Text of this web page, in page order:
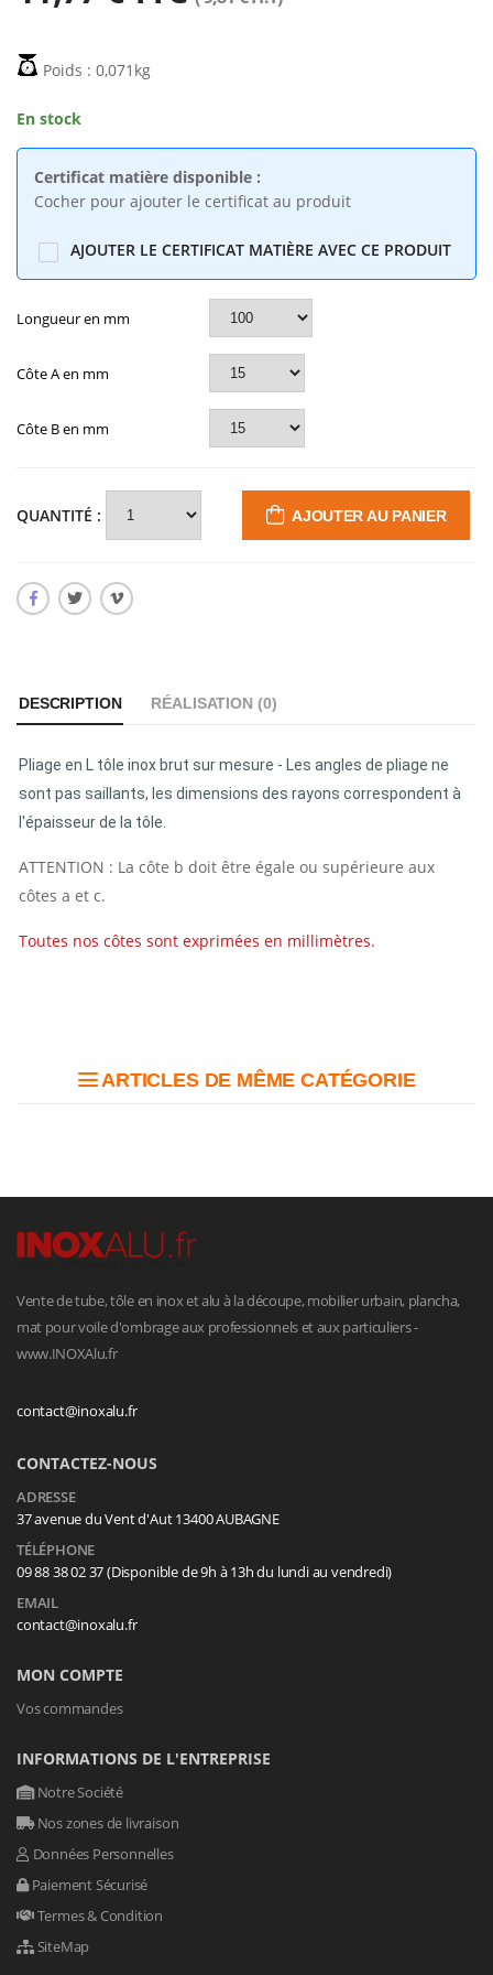
tête Ronde
ep.1.5mm
5,83€
Poids : 0,071kg
En stock
Certificat matière disponible :
Cocher pour ajouter le certificat au produit
AJOUTER LE CERTIFICAT MATIÈRE AVEC CE PRODUIT
QUANTITÉ : AJOUTER AU PANIER
DESCRIPTION RÉALISATION (0)
Pliage en L tôle inox brut sur mesure - Les angles de pliage ne
sont pas saillants, les dimensions des rayons correspondent à
l'épaisseur de la tôle.
ATTENTION : La côte b doit être égale ou supérieure aux
côtes a et c.
Toutes nos côtes sont exprimées en millimètres.
ARTICLES DE MÊME CATÉGORIE
Vente de tube, tôle en inox et alu à la découpe, mobilier urbain, plancha,
mat pour voile d'ombrage aux professionnels et aux particuliers -
www.INOXAlu.fr
contact@inoxalu.fr
CONTACTEZ-NOUS
ADRESSE
37 avenue du Vent d'Aut 13400 AUBAGNE
TÉLÉPHONE
09 88 38 02 37 (Disponible de 9h à 13h du lundi au vendredi)
EMAIL
contact@inoxalu.fr
MON COMPTE
Vos commandes
INFORMATIONS DE L'ENTREPRISE
Notre Société
Nos zones de livraison
Données Personnelles
Paiement Sécurisé
Termes & Condition
SiteMap